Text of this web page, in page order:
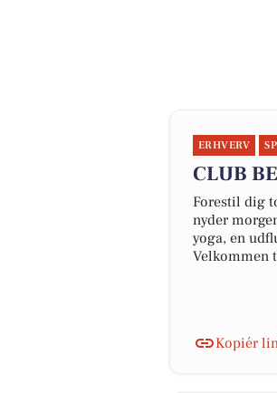
ERHVERV
CLUB
Forestil dig
nyder
yoga, en
Velkommen
Kopiér